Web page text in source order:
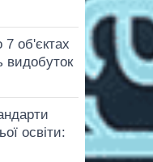
7 об'єктах
видобуток
освіти: